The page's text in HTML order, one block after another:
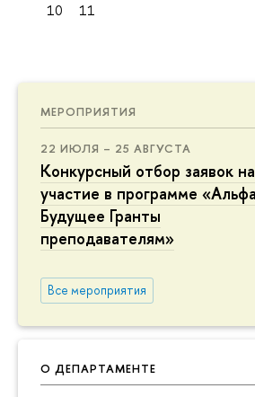
МЕРОПРИЯТИЯ
22 ИЮЛЯ – 25 АВГУСТА
Конкурсный отбор заявок на
участие в программе
Будущее Гранты
преподавателям»
Все мероприятия
О ДЕПАРТАМЕНТЕ
10
11